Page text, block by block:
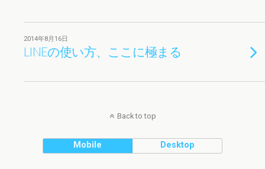
2014年8月16日
LINEの使い方、ここに極まる
Back to top
Mobile Desktop